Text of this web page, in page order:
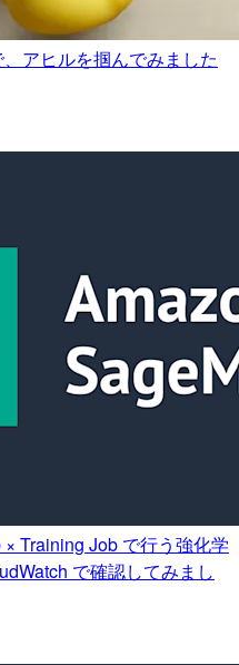
アヒルを掴んでみました
Training Job で行う強化学
で確認してみまし